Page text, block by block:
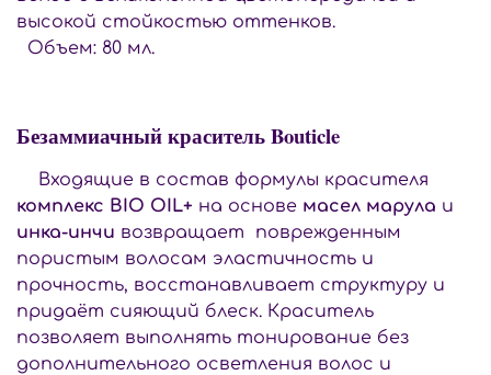
высокой стойкостью оттенков.
Объем: 80 мл.
Безаммиачный краситель Bouticle
Входящие в состав формулы красителя
комплекс BIO OIL+ на основе масел марула и
инка-инчи возвращает поврежденным
пористым волосам эластичность и
прочность, восстанавливает структуру и
придаёт сияющий блеск. Краситель
позволяет выполнять тонирование без
дополнительного осветления волос и